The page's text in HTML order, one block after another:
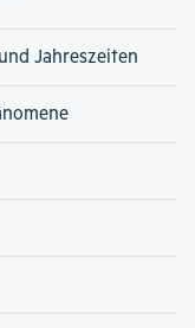
Jahreszeiten